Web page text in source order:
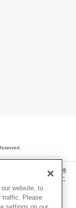
画・音声等を、手段や形態
、ファイル化などするこ
合があります。
website, to
traffic. Please